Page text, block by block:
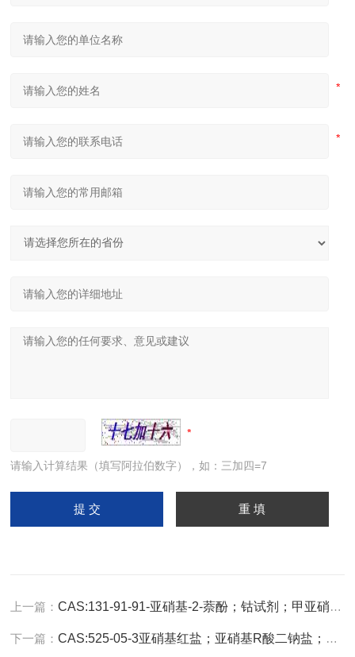
请输入计算结果（填写阿拉伯数字），如：三加四=7
上一篇：CAS:131-91-91-亚硝基-2-萘酚；钴试剂；甲亚硝基乙萘酚 ONC10H6OH
下一篇：CAS:525-05-3亚硝基红盐；亚硝基R酸二钠盐；亚硝基R盐 C10H5NNa2O8S2